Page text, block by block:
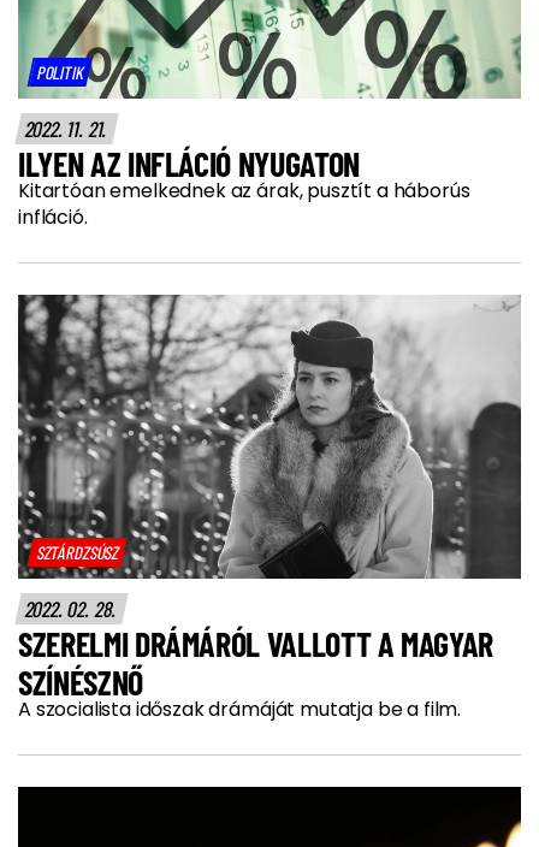
POLITIK
2022. 11. 21.
ILYEN AZ INFLÁCIÓ NYUGATON
Kitartóan emelkednek az árak, pusztít a háborús
infláció.
SZTÁRDZSÚSZ
2022. 02. 28.
SZERELMI DRÁMÁRÓL VALLOTT A MAGYAR
SZÍNÉSZNŐ
A szocialista időszak drámáját mutatja be a film.